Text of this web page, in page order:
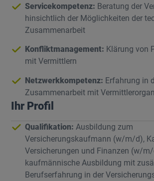
Servicekompetenz: Beratung der
hinsichtlich der Möglichkeiten der
Zusammenarbeit
Konfliktmanagement: Klärung von
mit Vermittlern
Netzwerkkompetenz: Erfahrung in
Zusammenarbeit mit
Ihr Profil
Qualifikation:Ausbildung zum
Versicherungskaufmann (w/m/d),
Versicherungen und Finanzen (w/
kaufmännische Ausbildung mit
Berufserfahrung in der